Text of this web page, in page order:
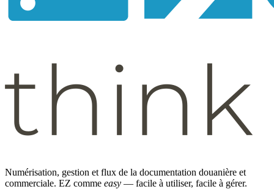
Numérisation, gestion et flux de la documentation douanière et
commerciale. EZ comme easy — facile à utiliser, facile à gérer.